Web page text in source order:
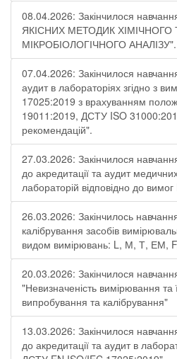
08.04.2026: Закінчилося
ЯКІСНИХ МЕТОДИК ХІМІЧНОГО
МІКРОБІОЛОГІЧНОГО АНАЛІЗУ".
07.04.2026: Закінчилося
аудит в лабораторіях згідно з
17025:2019 з врахуванням
19011:2019, ДСТУ ISO
рекомендацій".
27.03.2026: Закінчилося
до акредитації та аудит
лабораторій відповідно до
26.03.2026: Закінчилось
калібрування засобів
видом вимірювань: L, М, Т, ЕМ,
20.03.2026: Закінчилося
"Невизначеність вимірювання та
випробування та калібрування"
13.03.2026: Закінчилося
до акредитації та аудит в